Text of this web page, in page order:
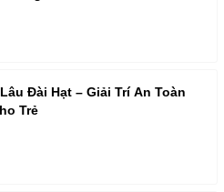
Đài Hạt – Giải Trí An Toàn
Trẻ